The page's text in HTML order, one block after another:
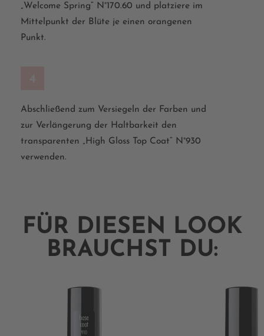
„Welcome Spring“ N°170.60 und platziere im
Mittelpunkt der Blüte je einen orangenen
Punkt.
Abschließend zum Versiegeln der Farben und
zur Verlängerung der Haltbarkeit den
transparenten „High Gloss Top Coat“ N°930
verwenden.
FÜR DIESEN LOOK
BRAUCHST DU: